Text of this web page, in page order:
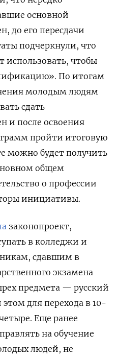
основной
до его пересдачи
подчеркнули, что
использовать, чтобы
По итогам
молодым людям
сдать
и после освоения
пройти итоговую
можно будет получить
общем
о профессии
инициативы.
законопроект,
в колледжи и
сдавшим в
экзамена
предмета — русский
для перехода в 10-
Еще ранее
на обучение
людей, не